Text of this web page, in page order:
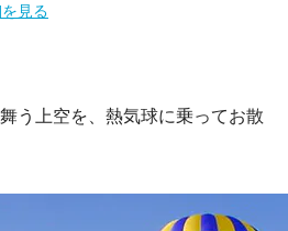
見る
う上空を、熱気球に乗ってお散